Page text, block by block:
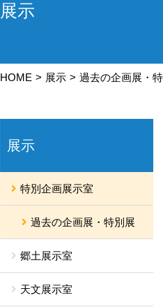
展示
HOME 展示 過去の企画展・
展示
特別企画展示室
過去の企画展・特別展
郷土展示室
天文展示室